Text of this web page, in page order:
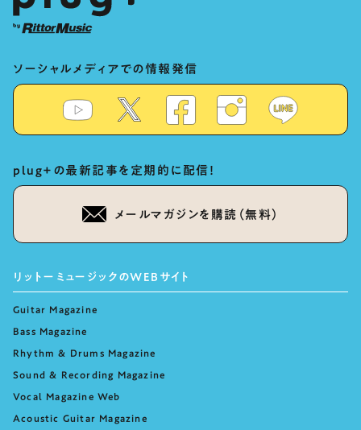
ソーシャルメディアでの情報発信
plug+の最新記事を定期的に配信！
メールマガジンを購読（無料）
リットーミュージックのWEBサイト
Guitar Magazine
Bass Magazine
Rhythm & Drums Magazine
Sound & Recording Magazine
Vocal Magazine Web
Acoustic Guitar Magazine